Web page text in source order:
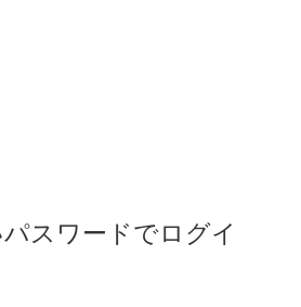
スワードでログイ